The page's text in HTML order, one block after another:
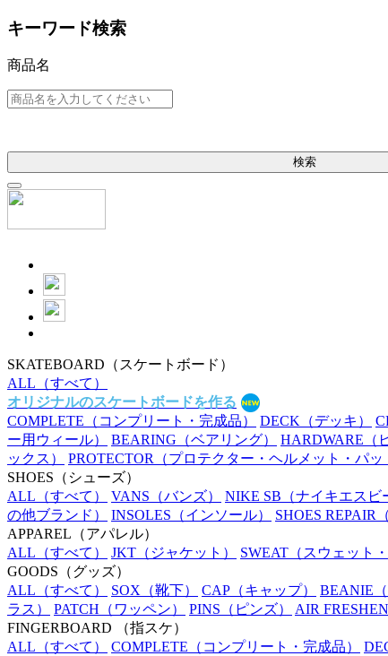
キーワード検索
商品名
検索
SKATEBOARD （スケートボード）
ALL （すべて）
オリジナルのスケートボードを作る
COMPLETE （コンプリート・完成品） DECK （デッキ）
ー用ウィール）
BEARING （ベアリング） HARDWARE （
ックス）
PROTECTOR （プロテクター・ヘルメット・パッ
SHOES （シューズ）
ALL （すべて） VANS （バンズ） NIKE SB （ナイキエスビ
の他ブランド）
INSOLES （インソール） SHOES REPAIR
APPAREL （アパレル）
ALL （すべて） JKT （ジャケット） SWEAT （スウェット
GOODS （グッズ）
ALL （すべて） SOX （靴下） CAP （キャップ） BEANIE
ラス）
PATCH （ワッペン） PINS （ピンズ） AIR
FINGERBOARD
（指スケ）
ALL （すべて） COMPLETE （コンプリート・完成品）